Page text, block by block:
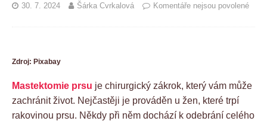
30. 7. 2024 Šárka Cvrkalová Komentáře nejsou povolené
Zdroj: Pixabay
Mastektomie prsu je chirurgický zákrok, který vám může
zachránit život. Nejčastěji je prováděn u žen, které trpí
rakovinou prsu. Někdy při něm dochází k odebrání celého